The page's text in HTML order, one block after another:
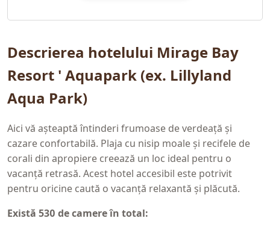
Descrierea hotelului Mirage Bay
Resort ' Aquapark (ex. Lillyland
Aqua Park)
Aici vă așteaptă întinderi frumoase de verdeață și
cazare confortabilă. Plaja cu nisip moale și recifele de
corali din apropiere creează un loc ideal pentru o
vacanță retrasă. Acest hotel accesibil este potrivit
pentru oricine caută o vacanță relaxantă și plăcută.
Există 530 de camere în total: